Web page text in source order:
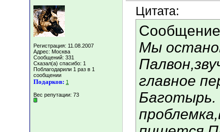
Регистрация: 11.08.2007
Адрес: Москва
Сообщений: 331
Сказал(а) спасибо: 1
Поблагодарили 1 раз в 1
сообщении
Подарков: 1
Вес репутации: 73
Цитата:
Мы
главное
Баготырь.